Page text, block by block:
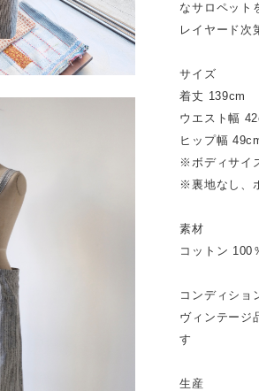
なサロペット
レイヤード次
サイズ
着丈 139cm
ウエスト幅
ヒップ幅
※ボディサイ
※裏地なし、
素材
コットン 100
コンディショ
ヴィンテージ
す
生産